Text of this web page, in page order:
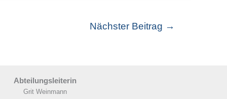
Nächster Beitrag →
Abteilungsleiterin
Grit Weinmann